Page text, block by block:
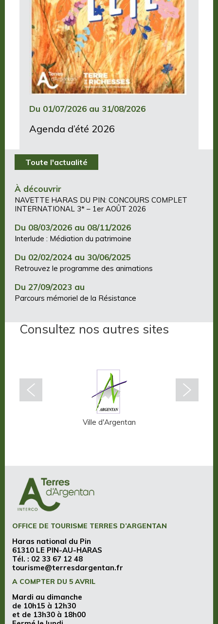
Du 01/07/2026 au 31/08/2026
Agenda d’été 2026
Toute l'actualité
À découvrir
NAVETTE HARAS DU PIN: CONCOURS COMPLET
INTERNATIONAL 3* – 1er AOÛT 2026
Du 08/03/2026 au 08/11/2026
Interlude : Médiation du patrimoine
Du 02/02/2024 au 30/06/2025
Retrouvez le programme des animations
Du 27/09/2023 au
Parcours mémoriel de la Résistance
Consultez nos autres sites
Ville d'Argentan
OFFICE DE TOURISME TERRES D’ARGENTAN
Haras national du Pin
61310 LE PIN-AU-HARAS
Tél. : 02 33 67 12 48
tourisme@terresdargentan.fr
A COMPTER DU 5 AVRIL
Mardi au dimanche
de 10h15 à 12h30
et de 13h30 à 18h00